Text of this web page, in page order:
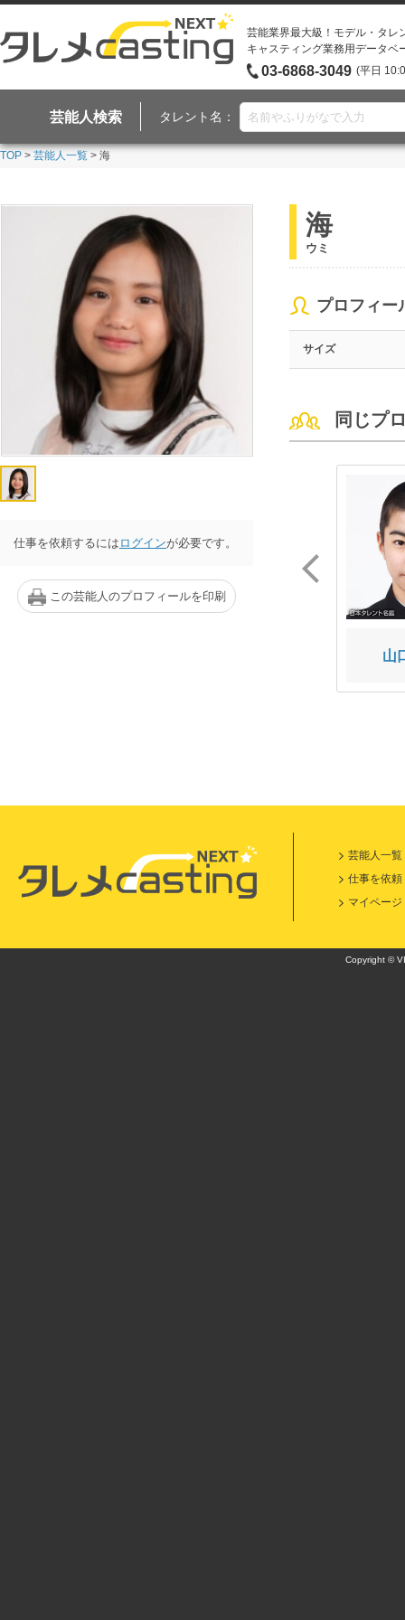
芸能業界最大級！モデル・タレ
キャスティング業務用データベ
03-6868-3049 (平日
芸能人検索 タレント名：
TOP > 芸能人一覧 > 海
仕事を依頼するには ログインが必要です。
この芸能人のプロフィールを印刷
海
ウミ
プロフィー
サイズ
同じプ
山
芸能人一覧
仕事を依頼
マイページ
Copyright ©